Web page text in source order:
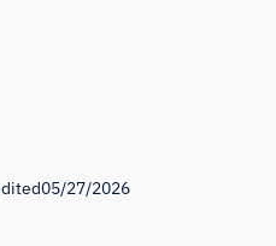
05/27/2026